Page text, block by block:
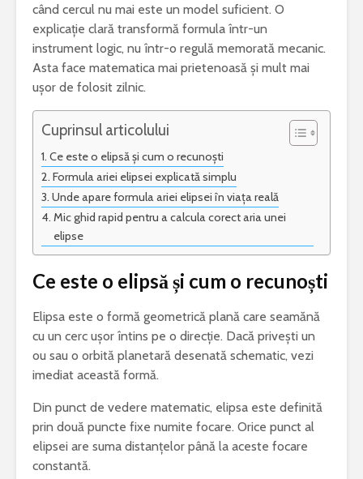
când cercul nu mai este un model suficient. O
explicație clară transformă formula într-un
instrument logic, nu într-o regulă memorată mecanic.
Asta face matematica mai prietenoasă și mult mai
ușor de folosit zilnic.
Cuprinsul articolului
Ce este o elipsă și cum o recunoști
Formula ariei elipsei explicată simplu
Unde apare formula ariei elipsei în viața reală
Mic ghid rapid pentru a calcula corect aria unei
elipse
Ce este o elipsă și cum o recunoști
Elipsa este o formă geometrică plană care seamănă
cu un cerc ușor întins pe o direcție. Dacă privești un
ou sau o orbită planetară desenată schematic, vezi
imediat această formă.
Din punct de vedere matematic, elipsa este definită
prin două puncte fixe numite focare. Orice punct al
elipsei are suma distanțelor până la aceste focare
constantă.
percepția asupra
teatrului
Esti pasionat de muzica? Invata un
instrument care ti se potriveste
CU ELEMENTE DE
PSIHOLOGICA -MOARA
NOROC – Ioan Slavici